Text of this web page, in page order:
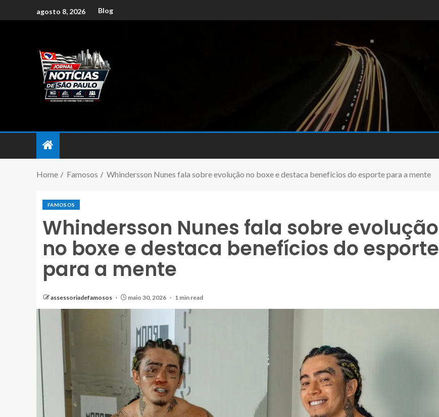
agosto 8, 2026 Blog
Home Famosos Whindersson Nunes fala sobre evolução no boxe e destaca benefícios do esporte para a mente
FAMOSOS
Whindersson Nunes fala sobre evolução
no boxe e destaca benefícios do esporte
para a mente
assessoriadefamosos maio 30, 2026 1 min read